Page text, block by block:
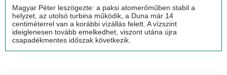
Magyar Péter leszögezte: a paksi atomerőműben stabil a
helyzet, az utolsó turbina működik, a Duna már 14
centiméterrel van a korábbi vízállás felett. A vízszint
ideiglenesen tovább emelkedhet, viszont utána újra
csapadékmentes időszak következik.